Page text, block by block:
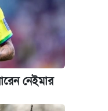
প্রো ম্যাক্সের
আগস্ট)
যা জানা গেল
নেইমার